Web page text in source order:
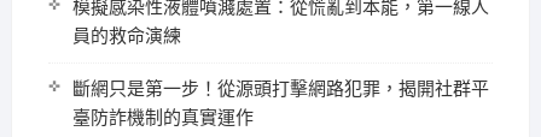
模擬感染性液體噴濺處置：從慌亂到本能，第一線人
員的救命演練
斷網只是第一步！從源頭打擊網路犯罪，揭開社群平
臺防詐機制的真實運作